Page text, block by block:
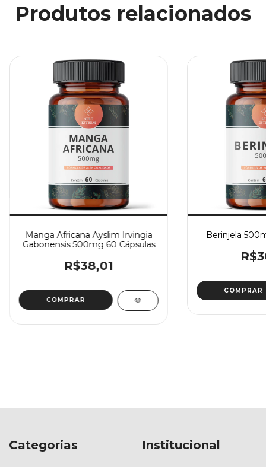
Produtos relacionados
Manga Africana Ayslim Irvingia
Gabonensis 500mg 60 Cápsulas
R$38,01
Berinjela
Categorias Institucional